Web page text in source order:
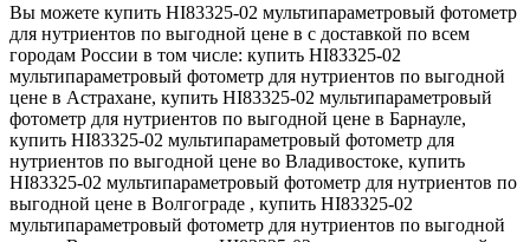
Вы можете купить HI83325-02 мультипараметровый фотометр
для нутриентов по выгодной цене в с доставкой по всем
городам России в том числе: купить HI83325-02
мультипараметровый фотометр для нутриентов по выгодной
цене в Астрахане, купить HI83325-02 мультипараметровый
фотометр для нутриентов по выгодной цене в Барнауле,
купить HI83325-02 мультипараметровый фотометр для
нутриентов по выгодной цене во Владивостоке, купить
HI83325-02 мультипараметровый фотометр для нутриентов по
выгодной цене в Волгограде , купить HI83325-02
мультипараметровый фотометр для нутриентов по выгодной